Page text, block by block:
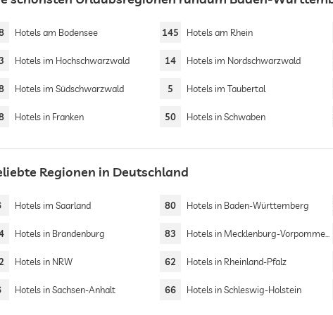
Hotels am Bodensee 145 Hotels am Rhein
Hotels im Hochschwarzwald 14 Hotels im Nordschwarzwald
Hotels im Südschwarzwald 5 Hotels im Taubertal
Hotels in Franken 50 Hotels in Schwaben
Regionen in Deutschland
Hotels im Saarland 80 Hotels in Baden-Württemberg
Hotels in Brandenburg 83 Hotels in Mecklenburg-Vorpommern
Hotels in NRW 62 Hotels in Rheinland-Pfalz
Hotels in Sachsen-Anhalt 66 Hotels in Schleswig-Holstein